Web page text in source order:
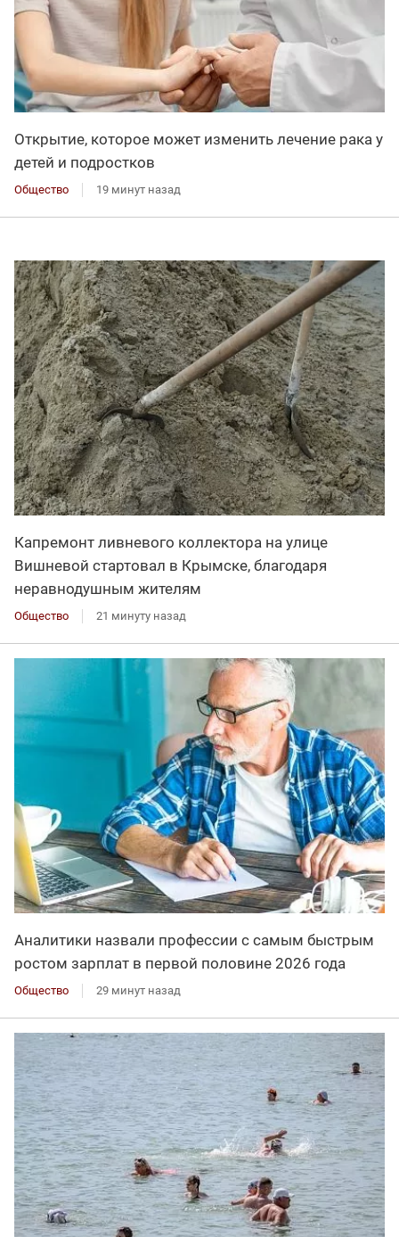
Открытие, которое может изменить лечение рака у
детей и подростков
Общество 19 минут назад
Капремонт ливневого коллектора на улице
Вишневой стартовал в Крымске, благодаря
неравнодушным жителям
Общество 21 минуту назад
Аналитики назвали профессии с самым быстрым
ростом зарплат в первой половине 2026 года
Общество 29 минут назад